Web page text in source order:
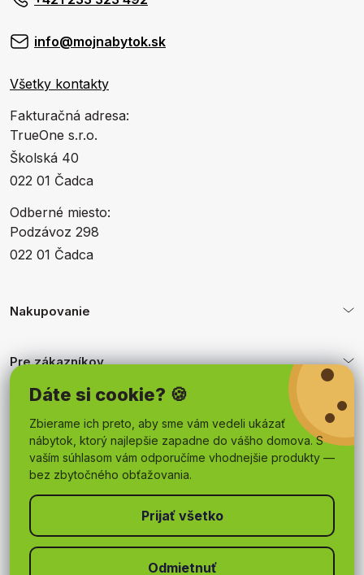
Dáte si cookie? 🍪
Zbierame ich preto, aby sme vám vedeli ukázať
nábytok, ktorý najlepšie zapadne do vášho domova. S
vaším súhlasom vám odporučíme vhodnejšie produkty —
bez zbytočného obťažovania.
Odmietnuť
info@mojnabytok.sk
Všetky kontakty
Fakturačná adresa:
TrueOne s.r.o.
Školská 40
022 01 Čadca
Odberné miesto:
Podzávoz 298
022 01 Čadca
Nakupovanie
Pre zákazníkov